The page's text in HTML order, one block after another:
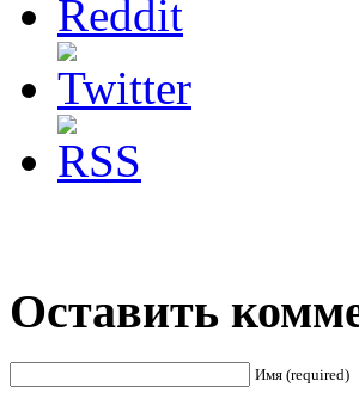
Оставить
Имя (required)